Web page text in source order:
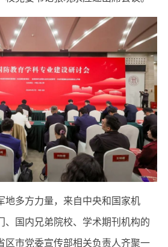
地多方力量，来自中央和国家机
、国内兄弟院校、学术期刊机构的
区市党委宣传部相关负责人齐聚一